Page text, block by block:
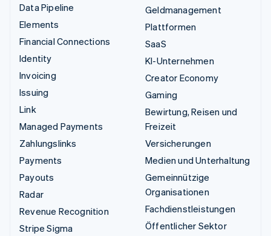
Data Pipeline
Elements
Financial Connections
Identity
Invoicing
Issuing
Link
Managed Payments
Zahlungslinks
Payments
Payouts
Radar
Revenue Recognition
Stripe Sigma
Geldmanagement
Plattformen
SaaS
KI-Unternehmen
Creator Economy
Gaming
Bewirtung, Reisen und
Freizeit
Versicherungen
Medien und Unterhaltung
Gemeinnützige
Organisationen
Fachdienstleistungen
Öffentlicher Sektor